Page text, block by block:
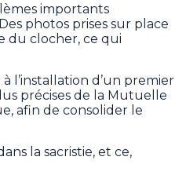
importants
photos prises sur place
du clocher, ce qui
l’installation d’un premier
précises de la Mutuelle
afin de consolider le
la sacristie, et ce,